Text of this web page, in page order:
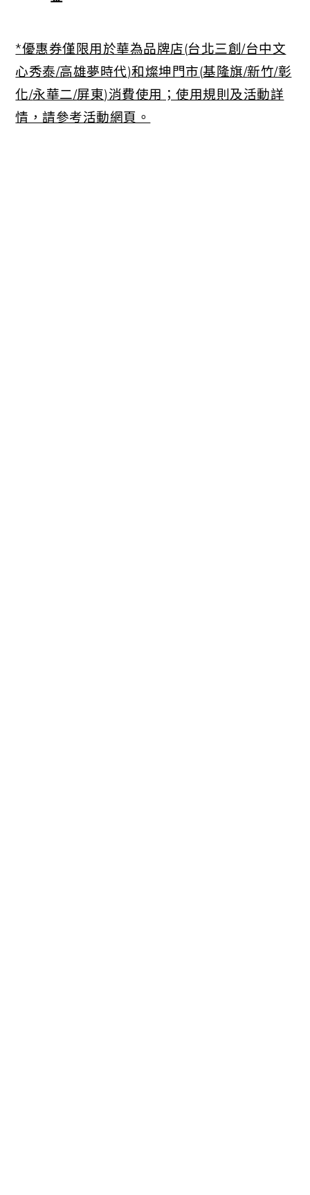
*優惠券僅限用於華為品牌店(台北三創/台中文
心秀泰/高雄夢時代)和燦坤門市(基隆旗/新竹/彰
化/永華二/屏東)消費使用 ；使用規則及活動詳
情，請參考活動網頁。